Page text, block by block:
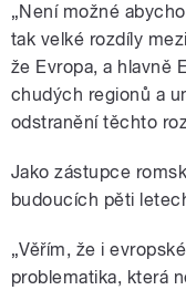
„Není možné
tak velké rozdíly
že Evropa, a hlavně
chudých regionů a
odstranění těchto
Jako zástupce
budoucích pěti
„Věřím, že i
problematika, která